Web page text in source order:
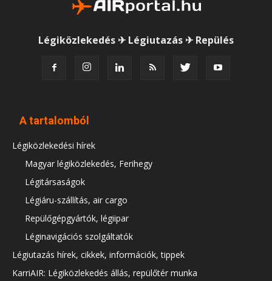
Légiközlekedés ✈ Légiutazás ✈ Repülés
A tartalomból
Légiközlekedési hírek
Magyar légiközlekedés, Ferihegy
Légitársaságok
Légiáru-szállítás, air cargo
Repülőgépgyártók, légiipar
Léginavigációs szolgáltatók
Légiutazás hírek, cikkek, információk, tippek
KarriAIR: Légiközlekedés állás, repülőtér munka